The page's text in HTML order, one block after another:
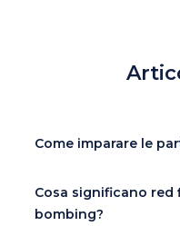
Come imparare le
Cosa significano
bombing?